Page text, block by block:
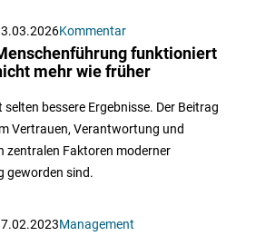
Kommentar
funktioniert
mehr wie früher
bessere Ergebnisse. Der Beitrag
Vertrauen, Verantwortung und
zentralen Faktoren moderner
geworden sind.
Management